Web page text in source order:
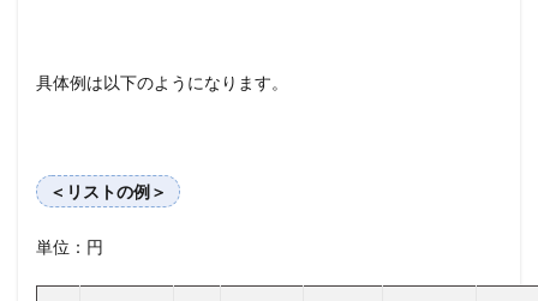
具体例は以下のようになります。
＜リストの例＞
単位：円